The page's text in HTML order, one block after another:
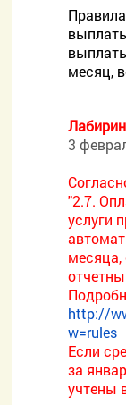
месяц,
3
"2.7.
услуги
http://
w=rules
Если
за
учтены